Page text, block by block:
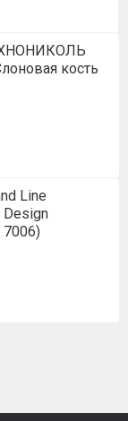
кость
Line
Design